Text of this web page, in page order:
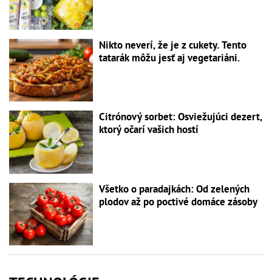
Nikto neverí, že je z cukety. Tento
tatarák môžu jesť aj vegetariáni.
Citrónový sorbet: Osviežujúci dezert,
ktorý očarí vašich hostí
Všetko o paradajkách: Od zelených
plodov až po poctivé domáce zásoby